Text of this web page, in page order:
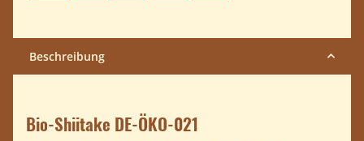
Beschreibung
Bio-Shiitake DE-ÖKO-021